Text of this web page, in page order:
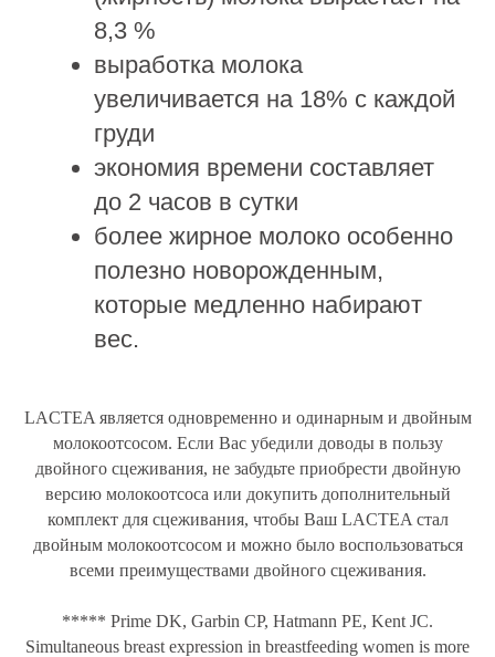
LACTEA является одновременно и одинарным и двойным
молокоотсосом. Если Вас убедили доводы в пользу
двойного сцеживания, не забудьте приобрести двойную
версию молокоотсоса или докупить дополнительный
комплект для сцеживания, чтобы Ваш LACTEA стал
двойным молокоотсосом и можно было воспользоваться
всеми преимуществами двойного сцеживания.
***** Prime DK, Garbin CP, Hatmann PE, Kent JC.
Simultaneous breast expression in breastfeeding women is more
комбинация преимуществ